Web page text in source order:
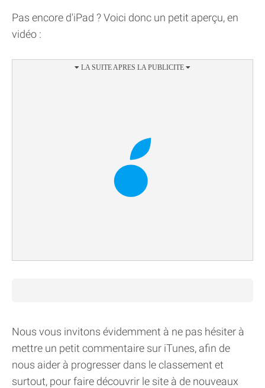
Pas encore d'iPad ? Voici donc un petit aperçu, en
vidéo :
Nous vous invitons évidemment à ne pas hésiter à
mettre un petit commentaire sur iTunes, afin de
nous aider à progresser dans le classement et
surtout, pour faire découvrir le site à de nouveaux